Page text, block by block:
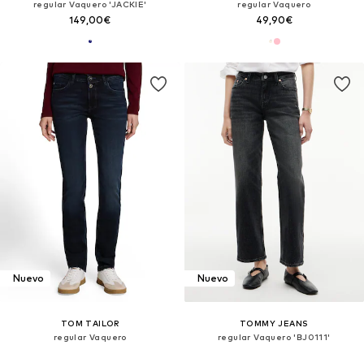
regular Vaquero 'JACKIE'
149,00€
regular Vaquero
49,90€
Nuevo
TOM TAILOR
regular Vaquero
Nuevo
TOMMY JEANS
regular Vaquero 'BJ0111'